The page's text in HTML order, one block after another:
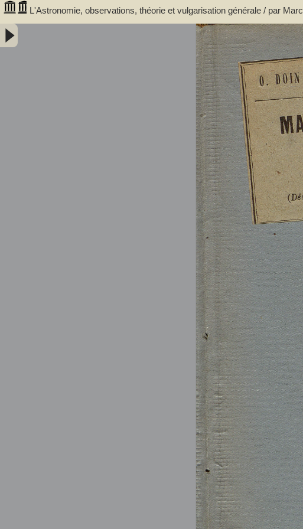
L'Astronomie, observations, théorie et vulgarisation générale / par